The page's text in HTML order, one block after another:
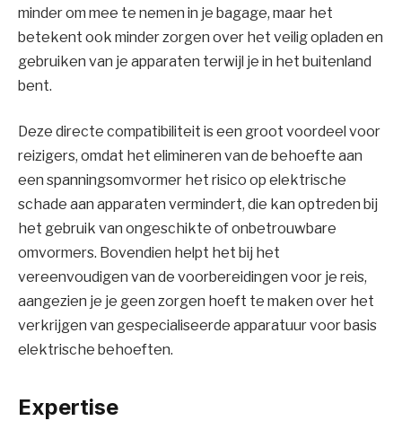
minder om mee te nemen in je bagage, maar het
betekent ook minder zorgen over het veilig opladen en
gebruiken van je apparaten terwijl je in het buitenland
bent.
Deze directe compatibiliteit is een groot voordeel voor
reizigers, omdat het elimineren van de behoefte aan
een spanningsomvormer het risico op elektrische
schade aan apparaten vermindert, die kan optreden bij
het gebruik van ongeschikte of onbetrouwbare
omvormers. Bovendien helpt het bij het
vereenvoudigen van de voorbereidingen voor je reis,
aangezien je je geen zorgen hoeft te maken over het
verkrijgen van gespecialiseerde apparatuur voor basis
elektrische behoeften.
Expertise